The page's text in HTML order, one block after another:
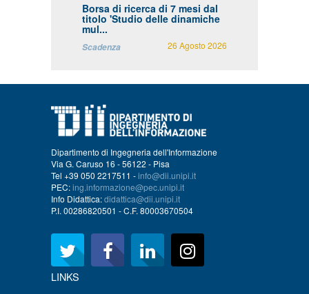
Borsa di ricerca di 7 mesi dal
titolo 'Studio delle dinamiche
mul...
Scadenza 26 Agosto 2026
Dipartimento di Ingegneria dell'Informazione
Via G. Caruso 16 - 56122 - Pisa
Tel +39 050 2217511 -info@dii.unipi.it
PEC:ing.informazione@pec.unipi.it
Info Didattica:didattica@dii.unipi.it
P.I. 00286820501 - C.F. 80003670504
LINKS